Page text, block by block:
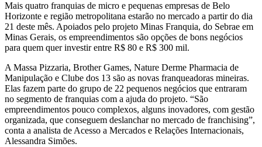
Mais quatro franquias de micro e pequenas empresas de Belo
Horizonte e região metropolitana estarão no mercado a partir do dia
21 deste mês. Apoiados pelo projeto Minas Franquia, do Sebrae em
Minas Gerais, os empreendimentos são opções de bons negócios
para quem quer investir entre R$ 80 e R$ 300 mil.
A Massa Pizzaria, Brother Games, Nature Derme Pharmacia de
Manipulação e Clube dos 13 são as novas franqueadoras mineiras.
Elas fazem parte do grupo de 22 pequenos negócios que entraram
no segmento de franquias com a ajuda do projeto. “São
empreendimentos pouco complexos, alguns inovadores, com gestão
organizada, que conseguem deslanchar no mercado de franchising”,
conta a analista de Acesso a Mercados e Relações Internacionais,
Alessandra Simões.